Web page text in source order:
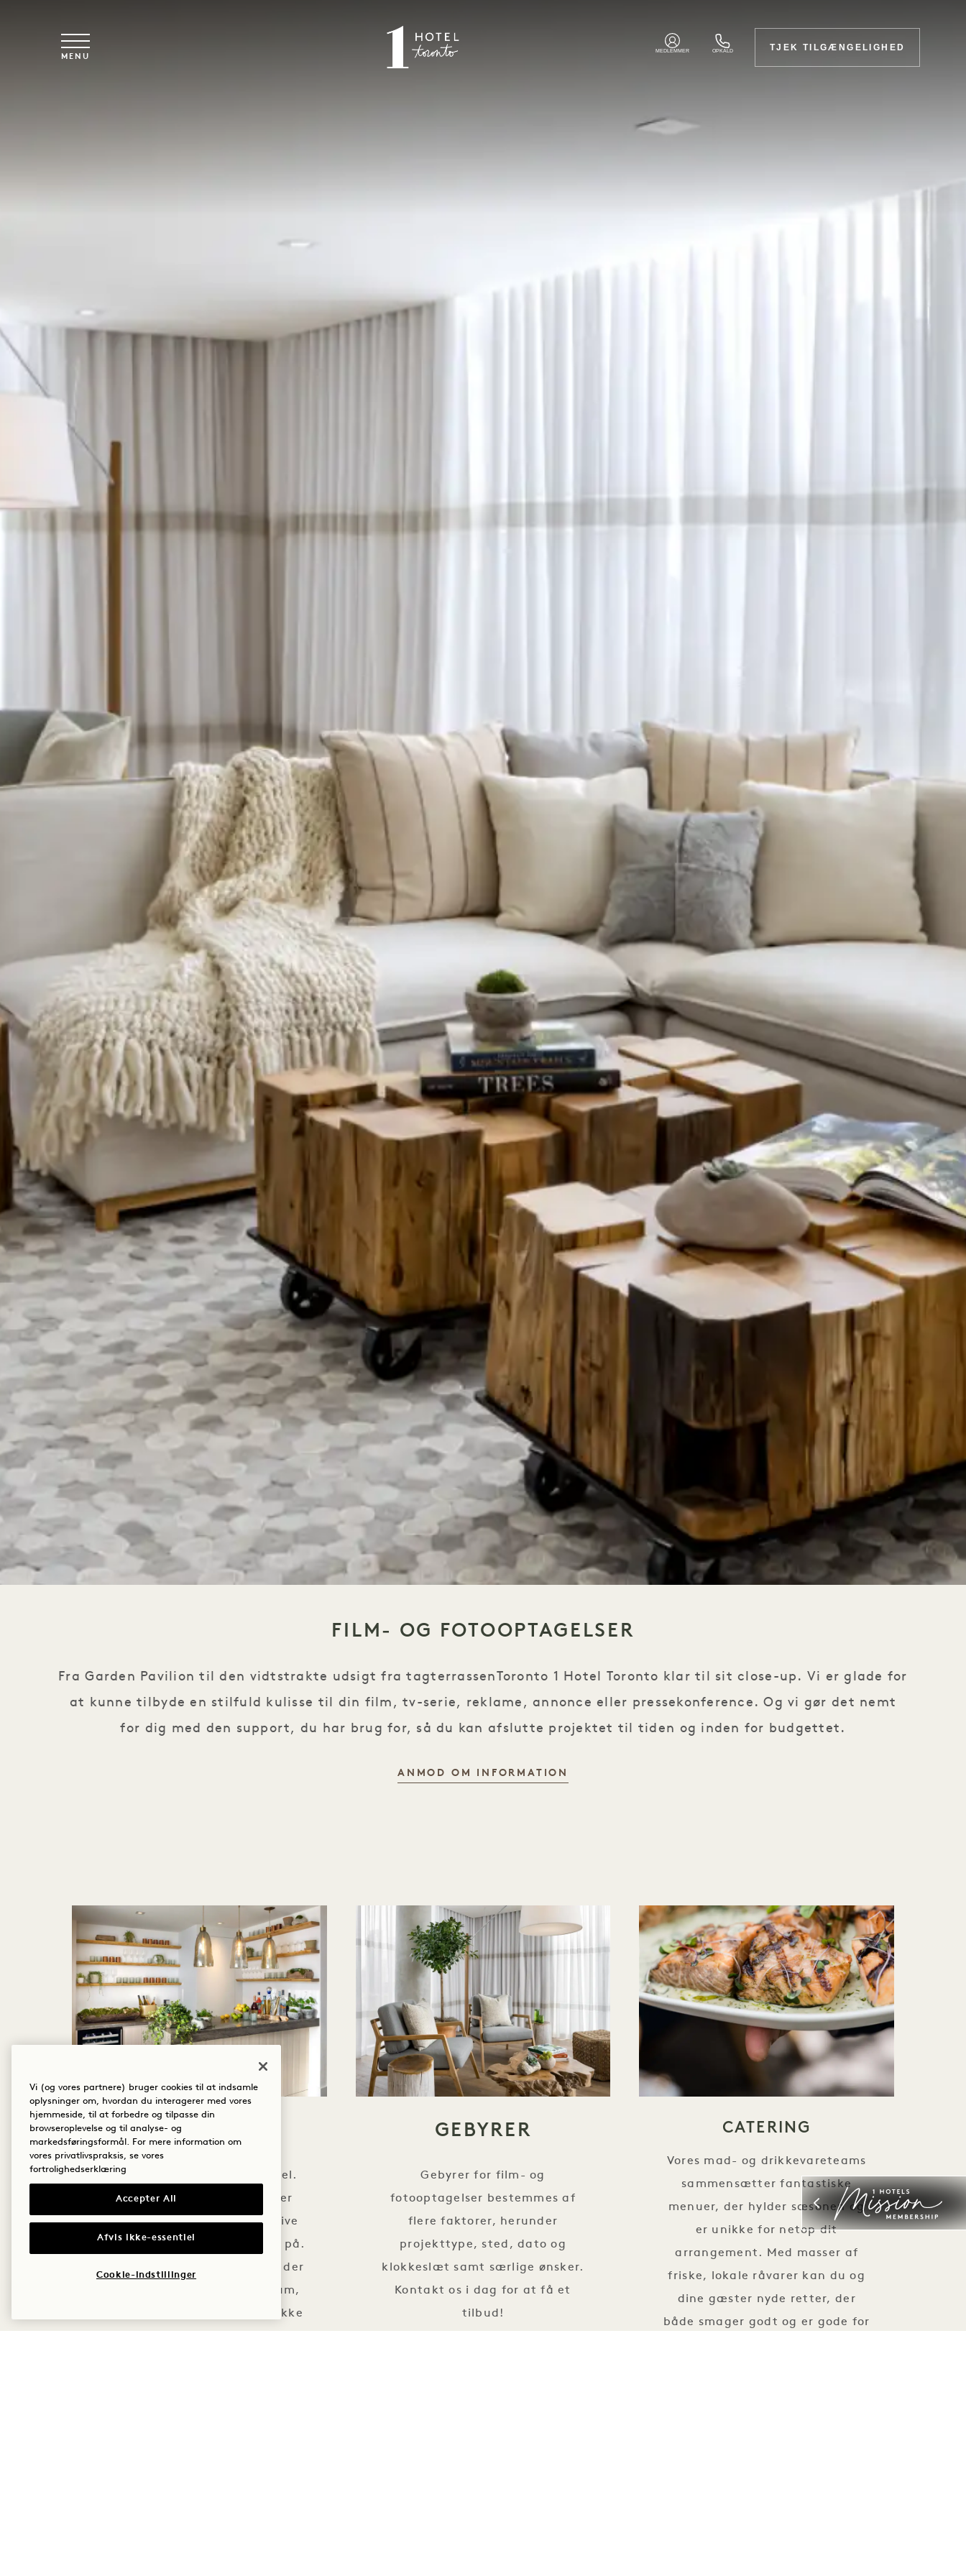
MENU
MEDLEMMER OPKALD TJEK TILGÆNGELIGHED
FILM- OG FOTOOPTAGELSER
Fra Garden Pavilion til den vidtstrakte udsigt fra tagterrassenToronto 1 Hotel Toronto klar til sit close-up. Vi er glade for
at kunne tilbyde en stilfuld kulisse til din film, tv-serie, reklame, annonce eller pressekonference. Og vi gør det nemt
for dig med den support, du har brug for, så du kan afslutte projektet til tiden og inden for budgettet.
ANMOD OM INFORMATION
LOKATIONER
Lys og smuk. Meget funktionel.
Teknologisk avanceret. Det er
blot nogle få måder at beskrive
lokaliteterne i 1 Hotel Toronto på.
Med gennemtænkte detaljer, der
bringer naturen ind i vores rum,
er dette en af byens mest unikke
GEBYRER
Gebyrer for film- og
fotooptagelser bestemmes af
flere faktorer, herunder
projekttype, sted, dato og
klokkeslæt samt særlige ønsker.
Kontakt os i dag for at få et
tilbud!
CATERING
Vores mad- og drikkevareteams
sammensætter fantastiske
menuer, der hylder sæsonen og
er unikke for netop dit
arrangement. Med masser af
friske, lokale råvarer kan du og
dine gæster nyde retter, der
både smager godt og er gode for
Vi (og vores partnere) bruger cookies til at indsamle
oplysninger om, hvordan du interagerer med vores
hjemmeside, til at forbedre og tilpasse din
browseroplevelse og til analyse- og
markedsføringsformål. For mere information om
vores privatlivspraksis, se vores
fortrolighedserklæring
Accepter All
Afvis ikke-essentiel
Cookie-indstillinger